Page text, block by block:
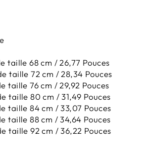
taille 68 cm / 26,77 Pouces
taille 72 cm / 28,34 Pouces
taille 76 cm / 29,92 Pouces
taille 80 cm / 31,49 Pouces
taille 84 cm / 33,07 Pouces
taille 88 cm / 34,64 Pouces
taille 92 cm / 36,22 Pouces